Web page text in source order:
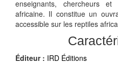
enseignants, chercheurs
africaine. Il constitue un
accessible sur les reptiles
Éditeur : IRD Éditions